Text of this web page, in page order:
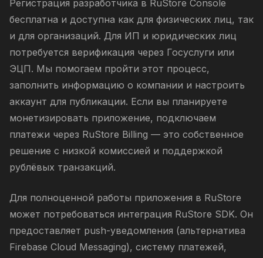
Регистрация разработчика в RuStore Console
бесплатна и доступна как для физических лиц, так
и для организаций. Для ИП и юридических лиц
потребуется верификация через Госуслуги или
ЭЦП. Мы помогаем пройти этот процесс,
заполнить информацию о компании и настроить
аккаунт для публикации. Если вы планируете
монетизировать приложение, подключаем
платежи через RuStore Billing — это собственное
решение с низкой комиссией и поддержкой
рублёвых транзакций.
Для полноценной работы приложения в RuStore
может потребоваться интеграция RuStore SDK. Он
предоставляет push-уведомления (альтернатива
Firebase Cloud Messaging), систему платежей,